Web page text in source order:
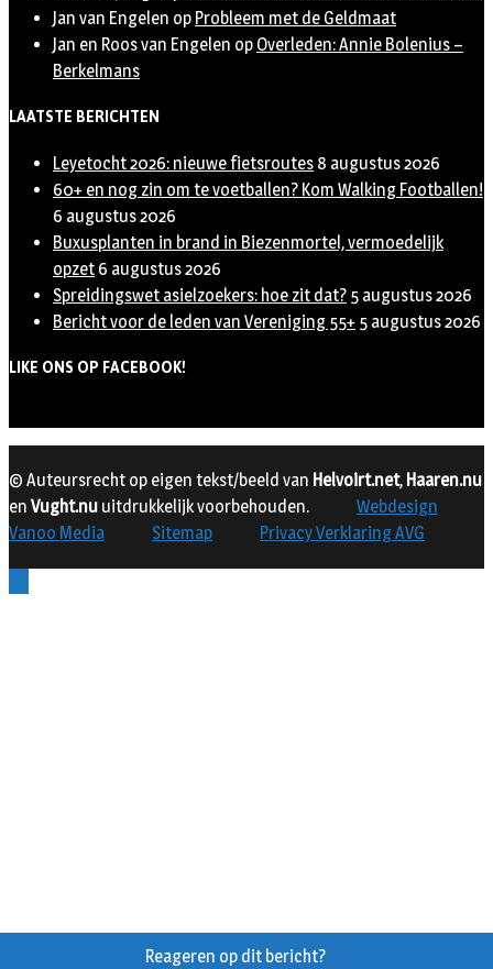
Jan van Engelen op Probleem met de Geldmaat
Jan en Roos van Engelen op Overleden: Annie Bolenius –
Berkelmans
LAATSTE BERICHTEN
Leyetocht 2026: nieuwe fietsroutes 8 augustus 2026
60+ en nog zin om te voetballen? Kom Walking Footballen!
6 augustus 2026
Buxusplanten in brand in Biezenmortel, vermoedelijk
opzet 6 augustus 2026
Spreidingswet asielzoekers: hoe zit dat? 5 augustus 2026
Bericht voor de leden van Vereniging 55+ 5 augustus 2026
LIKE ONS OP FACEBOOK!
Reageren op dit bericht?
© Auteursrecht op eigen tekst/beeld van Helvoirt.net, Haaren.nu
en Vught.nu uitdrukkelijk voorbehouden.
Webdesign
Vanoo Media
Sitemap Privacy Verklaring AVG